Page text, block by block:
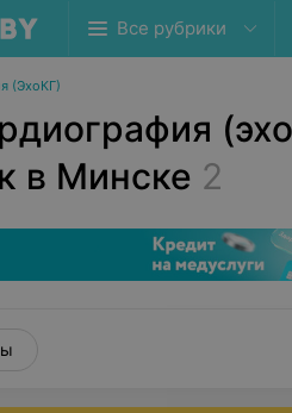
Все рубрики
(ЭхоКГ)
в Минске 2